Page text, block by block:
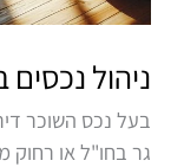
ניהול
בעל נכס השוכר
גר בחו"ל או